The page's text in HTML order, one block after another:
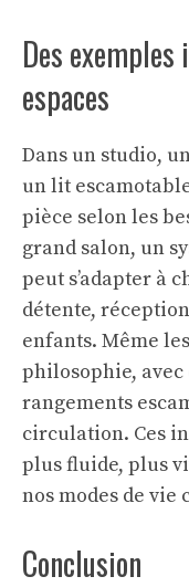
Des
espaces
Dans un studio,
un lit
pièce selon les
grand salon, un
peut s’adapter à
détente,
enfants. Même
philosophie, avec
rangements
circulation. Ces
plus fluide, plus
nos modes de vie
Conclusion